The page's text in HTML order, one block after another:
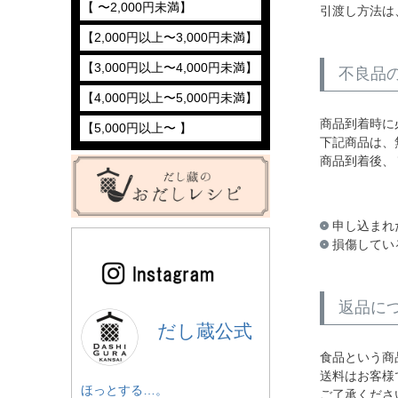
【 〜2,000円未満】
【2,000円以上〜3,000円未満】
【3,000円以上〜4,000円未満】
【4,000円以上〜5,000円未満】
【5,000円以上〜 】
だし蔵公式
ほっとする…。
引渡し方法
不良品
商品到着時
下記商品は
商品到着後
申し込まれ
損傷してい
返品に
食品という
送料はお客
ご了承くださ